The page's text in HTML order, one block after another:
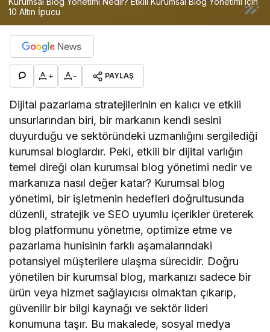
10 Altın İpucu
+ - PAYLAŞ
Dijital pazarlama stratejilerinin en kalıcı ve etkili
unsurlarından biri, bir markanın kendi sesini
duyurduğu ve sektöründeki uzmanlığını sergilediği
kurumsal bloglardır. Peki, etkili bir dijital varlığın
temel direği olan kurumsal blog yönetimi nedir ve
markanıza nasıl değer katar? Kurumsal blog
yönetimi, bir işletmenin hedefleri doğrultusunda
düzenli, stratejik ve SEO uyumlu içerikler üreterek
blog platformunu yönetme, optimize etme ve
pazarlama hunisinin farklı aşamalarındaki
potansiyel müşterilere ulaşma sürecidir. Doğru
yönetilen bir kurumsal blog, markanızı sadece bir
ürün veya hizmet sağlayıcısı olmaktan çıkarıp,
güvenilir bir bilgi kaynağı ve sektör lideri
konumuna taşır. Bu makalede, sosyal medya